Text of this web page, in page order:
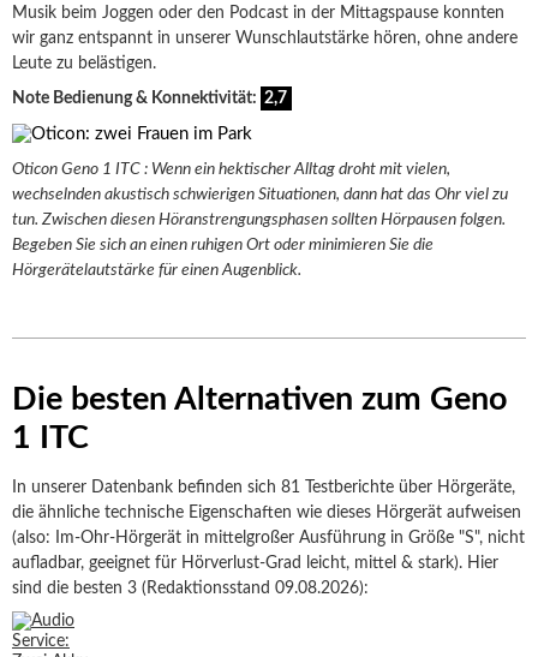
Musik beim Joggen oder den Podcast in der Mittagspause konnten
wir ganz entspannt in unserer Wunschlautstärke hören, ohne andere
Leute zu belästigen.
Note Bedienung & Konnektivität: 2,7
Oticon Geno 1 ITC : Wenn ein hektischer Alltag droht mit vielen,
wechselnden akustisch schwierigen Situationen, dann hat das Ohr viel zu
tun. Zwischen diesen Höranstrengungsphasen sollten Hörpausen folgen.
Begeben Sie sich an einen ruhigen Ort oder minimieren Sie die
Hörgerätelautstärke für einen Augenblick.
Die besten Alternativen zum Geno
1 ITC
In unserer Datenbank befinden sich 81 Testberichte über Hörgeräte,
die ähnliche technische Eigenschaften wie dieses Hörgerät aufweisen
(also: Im-Ohr-Hörgerät in mittelgroßer Ausführung in Größe "S", nicht
aufladbar, geeignet für Hörverlust-Grad leicht, mittel & stark). Hier
sind die besten 3 (Redaktionsstand 09.08.2026):